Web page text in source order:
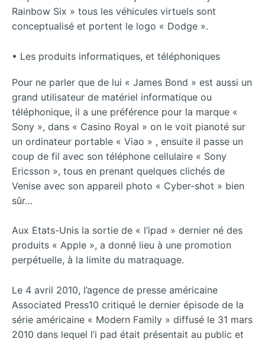
Rainbow Six » tous les véhicules virtuels sont
conceptualisé et portent le logo « Dodge ».
• Les produits informatiques, et téléphoniques
Pour ne parler que de lui « James Bond » est aussi un
grand utilisateur de matériel informatique ou
téléphonique, il a une préférence pour la marque «
Sony », dans « Casino Royal » on le voit pianoté sur
un ordinateur portable « Viao » , ensuite il passe un
coup de fil avec son téléphone cellulaire « Sony
Ericsson », tous en prenant quelques clichés de
Venise avec son appareil photo « Cyber-shot » bien
sûr…
Aux Etats-Unis la sortie de « l’ipad » dernier né des
produits « Apple », a donné lieu à une promotion
perpétuelle, à la limite du matraquage.
Le 4 avril 2010, l’agence de presse américaine
Associated Press10 critiqué le dernier épisode de la
série américaine « Modern Family » diffusé le 31 mars
2010 dans lequel l’i pad était présentait au public et